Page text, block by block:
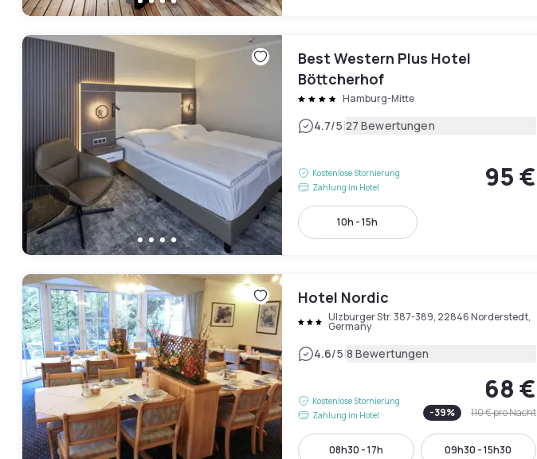
Best Western Plus Hotel
Böttcherhof
Hamburg-Mitte
4.7/5|27 Bewertungen
Kostenlose Stornierung
Zahlung im Hotel
95 €
10h - 15h
Hotel Nordic
Ulzburger Str. 387-389, 22846 Norderstedt,
Germany
4.6/5|8 Bewertungen
Kostenlose Stornierung
Zahlung im Hotel
68 €
-39% 110 €pro Nacht
08h30 - 17h 09h30 - 15h30